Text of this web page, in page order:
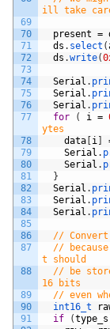
69
70
71
72
73
74
75
76
77
78
79
80
81
82
83
84
85
86
87
88
89
90
91
ill take
present =
ds . select (
ds .write(
Serial .
Serial .
Serial .
for
( i =
ytes
data i
Serial .
Serial .
}
Serial .
Serial .
Serial .
//
//
t should
// be
16 bits
// even
int16_t
if
(type_s